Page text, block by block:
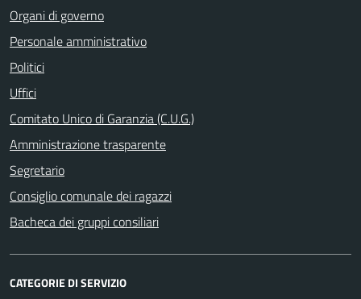
Organi di governo
Personale amministrativo
Politici
Uffici
Comitato Unico di Garanzia (C.U.G.)
Amministrazione trasparente
Segretario
Consiglio comunale dei ragazzi
Bacheca dei gruppi consiliari
CATEGORIE DI SERVIZIO